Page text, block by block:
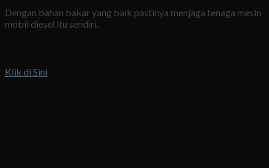
Dengan bahan bakar yang baik pastinya menjaga tenaga mesin
mobil diesel itu sendiri.
Klik di Sini